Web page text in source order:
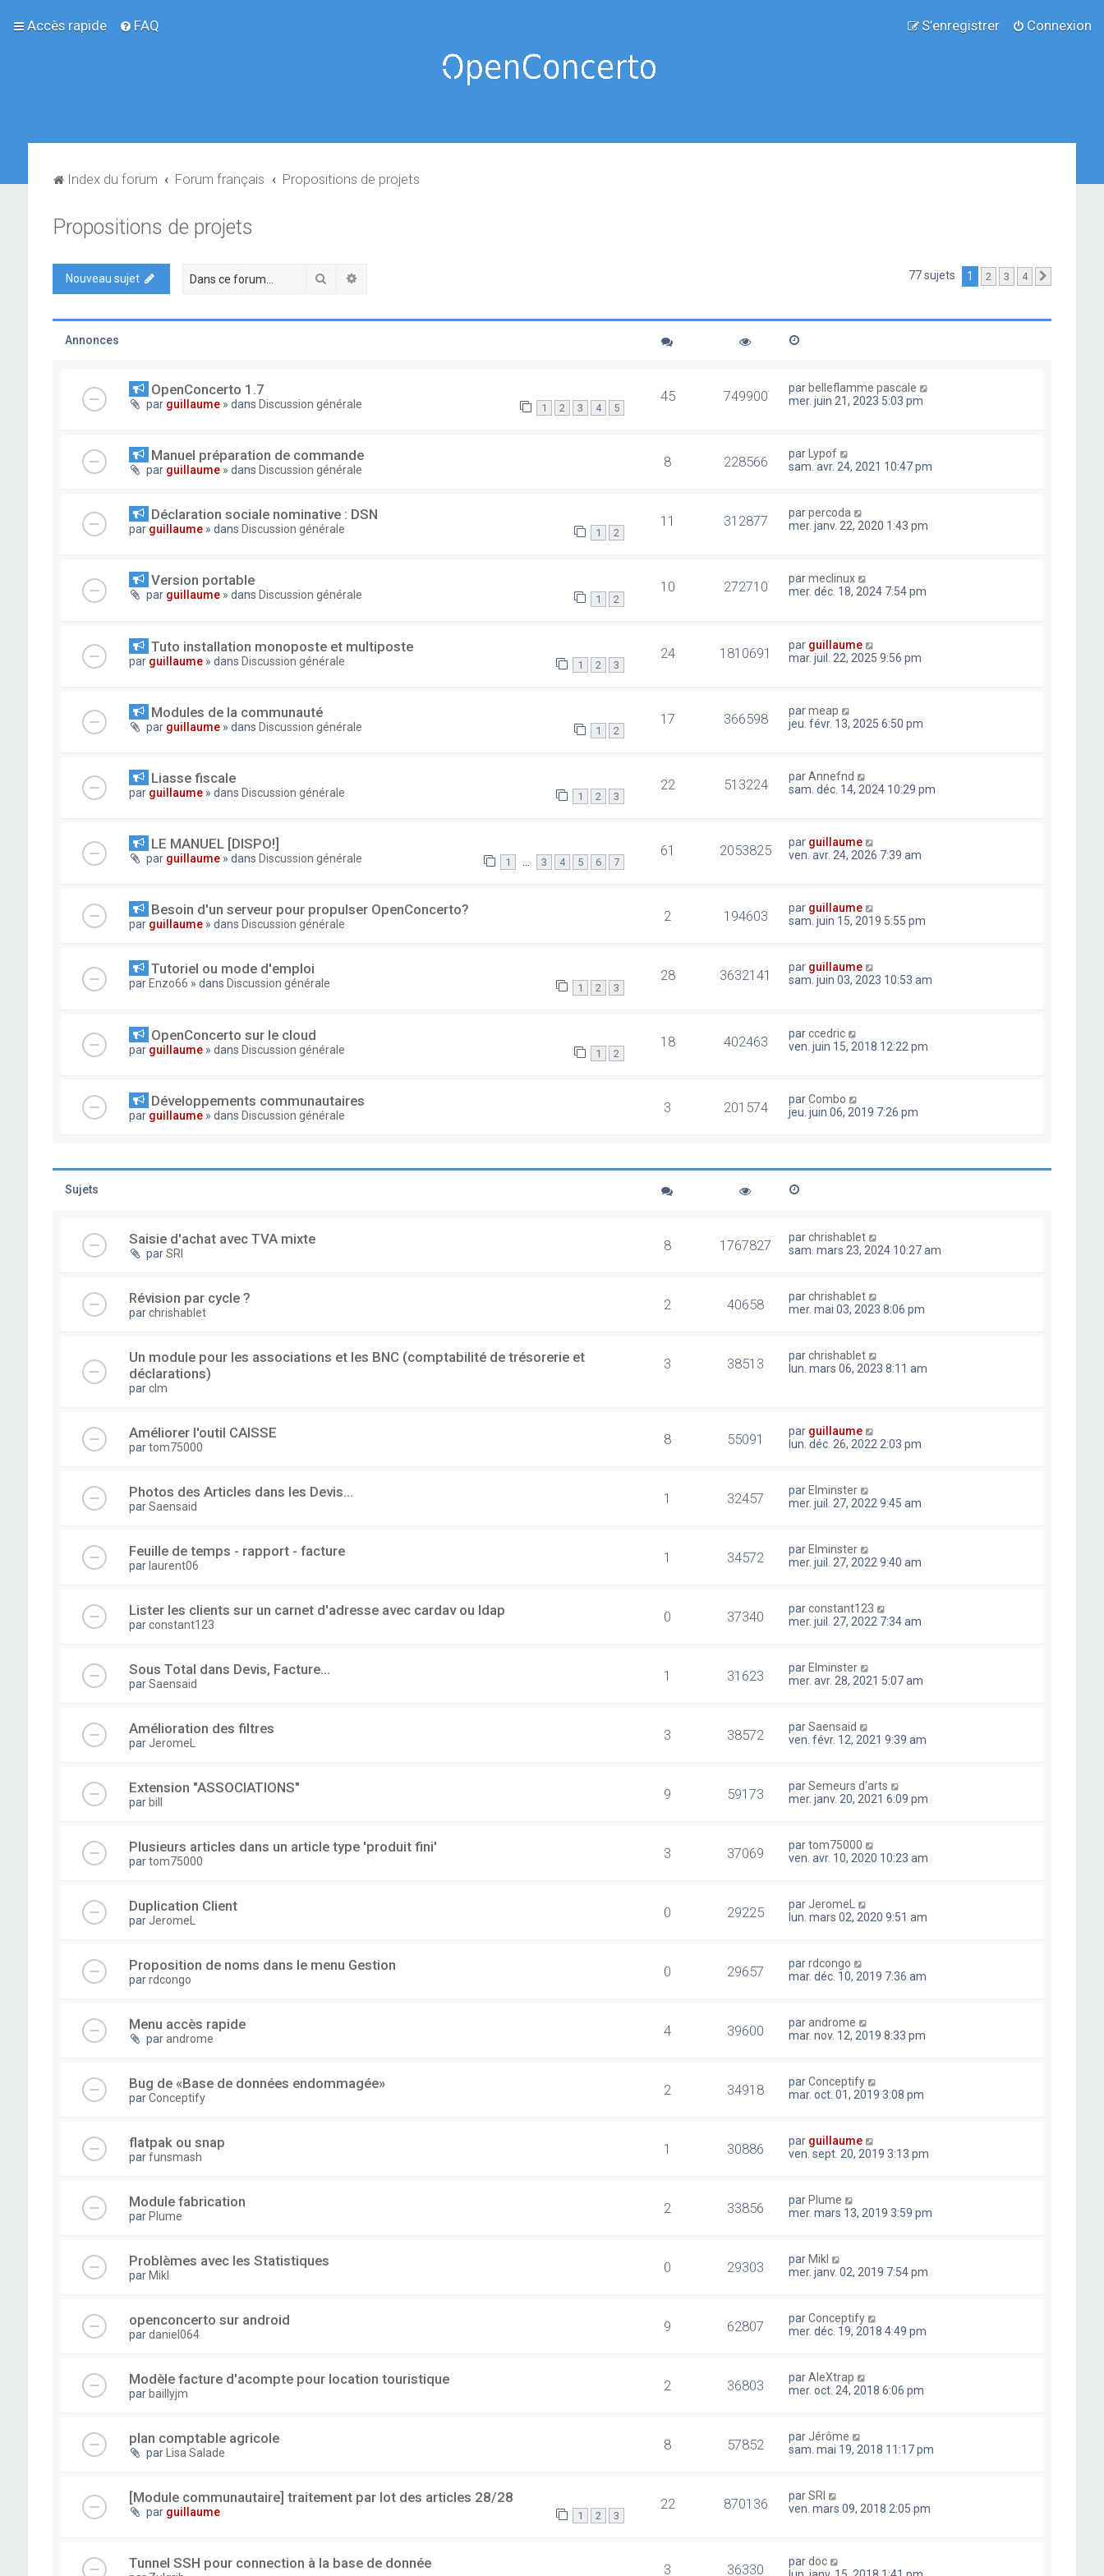
Accès rapide FAQ Connexion
S’enregistrer
Index du forum Forum français Propositions de projets
Propositions de projets
Nouveau sujet Rechercher 77 sujets 1 2 3 4
Annonces
OpenConcerto 1.7
par guillaume » dans Discussion générale 1 2 3 4 5
45 749900 par belleflamme pascale
mer. juin 21, 2023 5:03 pm
Manuel préparation de commande
par guillaume » dans Discussion générale 8 228566 par Lypof
sam. avr. 24, 2021 10:47 pm
Déclaration sociale nominative : DSN
par guillaume » dans Discussion générale 1 2
11 312877 parpercoda
mer. janv. 22, 2020 1:43 pm
Version portable
par guillaume » dans Discussion générale 1 2
10 272710 parmeclinux
mer. déc. 18, 2024 7:54 pm
Tuto installation monoposte et multiposte
par guillaume » dans Discussion générale 1 2 3
24 1810691 par guillaume
mar. juil. 22, 2025 9:56 pm
Modules de la communauté
par guillaume » dans Discussion générale 1 2
17 366598 parmeap
jeu. févr. 13, 2025 6:50 pm
Liasse fiscale
par guillaume » dans Discussion générale 1 2 3
22 513224 parAnnefnd
sam. déc. 14, 2024 10:29 pm
LE MANUEL [DISPO!]
par guillaume » dans Discussion générale 1 … 3 4 5 6 7
61 2053825 par guillaume
ven. avr. 24, 2026 7:39 am
Besoin d'un serveur pour propulser OpenConcerto?
par guillaume » dans Discussion générale 2 194603 par guillaume
sam. juin 15, 2019 5:55 pm
Tutoriel ou mode d'emploi
par Enzo66 » dans Discussion générale 1 2 3
28 3632141 par guillaume
sam. juin 03, 2023 10:53 am
OpenConcerto sur le cloud
par guillaume » dans Discussion générale 1 2
18 402463 parccedric
ven. juin 15, 2018 12:22 pm
Développements communautaires
par guillaume » dans Discussion générale 3 201574 parCombo
jeu. juin 06, 2019 7:26 pm
Sujets
Saisie d'achat avec TVA mixte
parSRI 8 1767827 parchrishablet
sam. mars 23, 2024 10:27 am
Révision par cycle ?
parchrishablet 2 40658 parchrishablet
mer. mai 03, 2023 8:06 pm
Un module pour les associations et les BNC (comptabilité de trésorerie et
déclarations)
parclm
3 38513 parchrishablet
lun. mars 06, 2023 8:11 am
Améliorer l'outil CAISSE
partom75000 8 55091 par guillaume
lun. déc. 26, 2022 2:03 pm
Photos des Articles dans les Devis...
parSaensaid 1 32457 par Elminster
mer. juil. 27, 2022 9:45 am
Feuille de temps - rapport - facture
par laurent06 1 34572 par Elminster
mer. juil. 27, 2022 9:40 am
Lister les clients sur un carnet d'adresse avec cardav ou ldap
parconstant123 0 37340 parconstant123
mer. juil. 27, 2022 7:34 am
Sous Total dans Devis, Facture...
parSaensaid 1 31623 par Elminster
mer. avr. 28, 2021 5:07 am
Amélioration des filtres
par JeromeL 3 38572 parSaensaid
ven. févr. 12, 2021 9:39 am
Extension "ASSOCIATIONS"
par bill 9 59173 parSemeurs d'arts
mer. janv. 20, 2021 6:09 pm
Plusieurs articles dans un article type 'produit fini'
partom75000 3 37069 partom75000
ven. avr. 10, 2020 10:23 am
Duplication Client
par JeromeL 0 29225 par JeromeL
lun. mars 02, 2020 9:51 am
Proposition de noms dans le menu Gestion
parrdcongo 0 29657 parrdcongo
mar. déc. 10, 2019 7:36 am
Menu accès rapide
parandrome 4 39600 parandrome
mar. nov. 12, 2019 8:33 pm
Bug de «Base de données endommagée»
parConceptify 2 34918 parConceptify
mar. oct. 01, 2019 3:08 pm
flatpak ou snap
parfunsmash 1 30886 par guillaume
ven. sept. 20, 2019 3:13 pm
Module fabrication
par Plume 2 33856 par Plume
mer. mars 13, 2019 3:59 pm
Problèmes avec les Statistiques
par Mikl 0 29303 par Mikl
mer. janv. 02, 2019 7:54 pm
openconcerto sur android
pardaniel064 9 62807 parConceptify
mer. déc. 19, 2018 4:49 pm
Modèle facture d'acompte pour location touristique
par baillyjm 2 36803 parAleXtrap
mer. oct. 24, 2018 6:06 pm
plan comptable agricole
par Lisa Salade 8 57852 par Jérôme
sam. mai 19, 2018 11:17 pm
[Module communautaire] traitement par lot des articles 28/28
par guillaume 1 2 3
22 870136 parSRI
ven. mars 09, 2018 2:05 pm
Tunnel SSH pour connection à la base de donnée 3 36330 pardoc